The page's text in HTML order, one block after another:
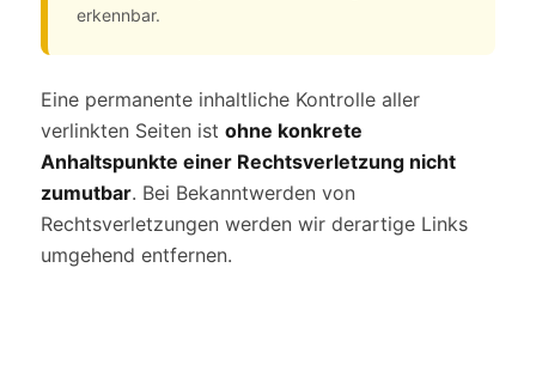
erkennbar.
Eine permanente inhaltliche Kontrolle aller
verlinkten Seiten ist ohne konkrete
Anhaltspunkte einer Rechtsverletzung nicht
zumutbar. Bei Bekanntwerden von
Rechtsverletzungen werden wir derartige Links
umgehend entfernen.